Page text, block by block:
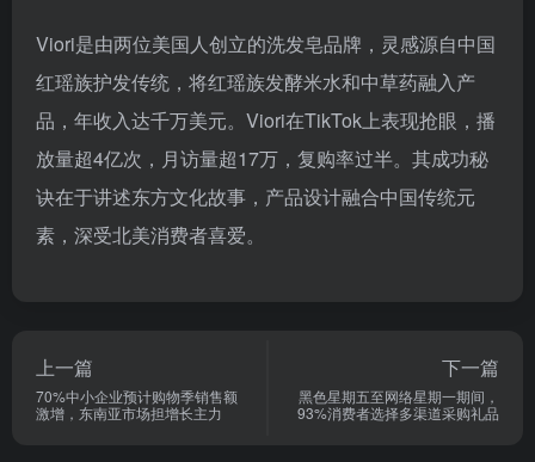
Viori是由两位美国人创立的洗发皂品牌，灵感源自中国
红瑶族护发传统，将红瑶族发酵米水和中草药融入产
品，年收入达千万美元。Viori在TikTok上表现抢眼，播
放量超4亿次，月访量超17万，复购率过半。其成功秘
诀在于讲述东方文化故事，产品设计融合中国传统元
素，深受北美消费者喜爱。
上一篇
70%中小企业预计购物季销售额
激增，东南亚市场担增长主力
下一篇
黑色星期五至网络星期一期间，
93%消费者选择多渠道采购礼品